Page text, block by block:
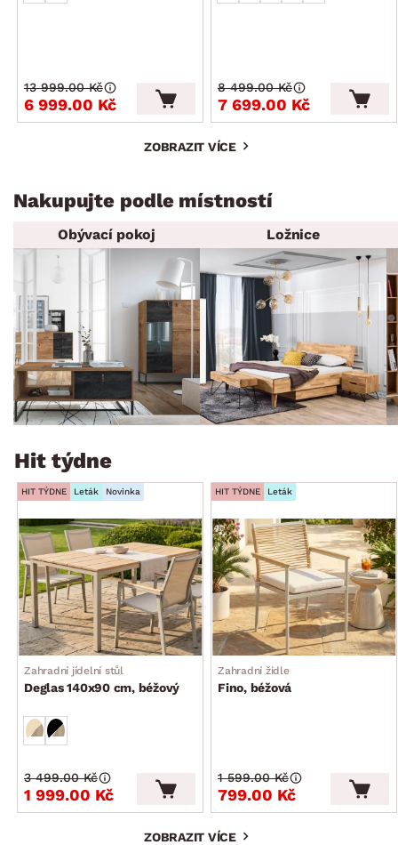
6 999.00 Kč
13 999.00 Kč
7 699.00 Kč
8 499.00 Kč
ZOBRAZIT VÍCE
Nakupujte podle místností
Obývací pokoj Ložnice
Hit týdne
HIT TÝDNE Leták Novinka
Zahradní jídelní stůl
Deglas 140x90 cm, béžový
1 999.00 Kč
3 499.00 Kč
HIT TÝDNE Leták
Zahradní židle
Fino, béžová
799.00 Kč
1 599.00 Kč
ZOBRAZIT VÍCE